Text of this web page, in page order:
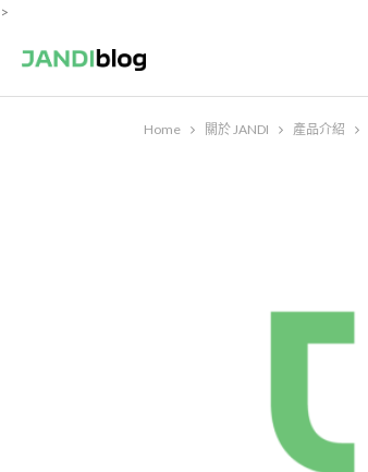
>
Home 關於 JANDI 產品介紹